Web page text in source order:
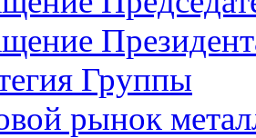
Группы
рынок